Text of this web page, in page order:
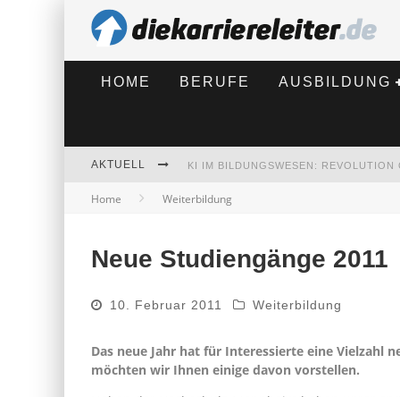
HOME BERUFE AUSBILDUNG
AKTUELL
BEWERBEN 2026: WAS SICH
Home Weiterbildung
Neue Studiengänge 2011
10. Februar 2011 Weiterbildung
Das neue Jahr hat für Interessierte eine Vielzahl
möchten wir Ihnen einige davon vorstellen.